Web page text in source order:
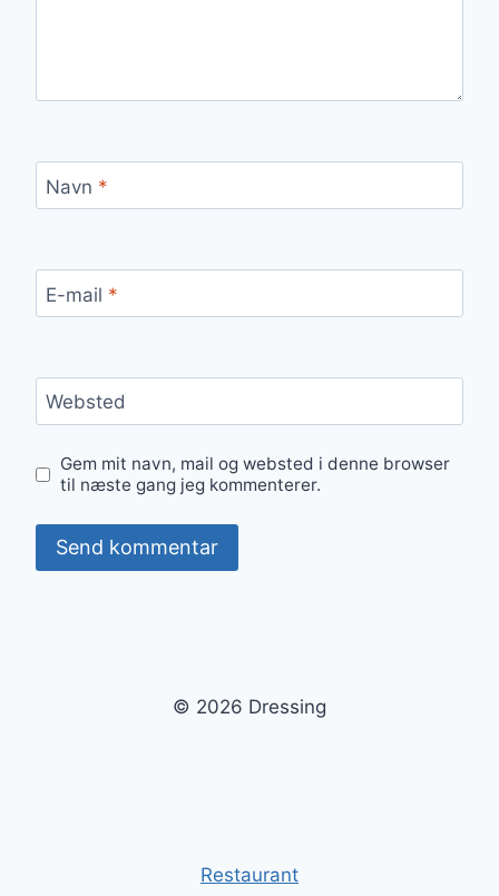
Navn *
E-mail *
Websted
Gem mit navn, mail og websted i denne browser
til næste gang jeg kommenterer.
© 2026 Dressing
Restaurant